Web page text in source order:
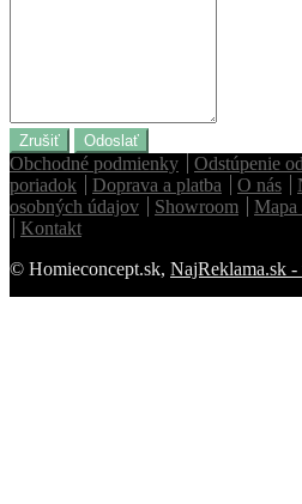
Zrušiť Odoslať
Obchodné podmienky Odstúpenie
poriadok
Doprava a platba O nás
osobných údajov
Showroom Mapa
Kontakt
© Homieconcept.sk, NajReklama.sk